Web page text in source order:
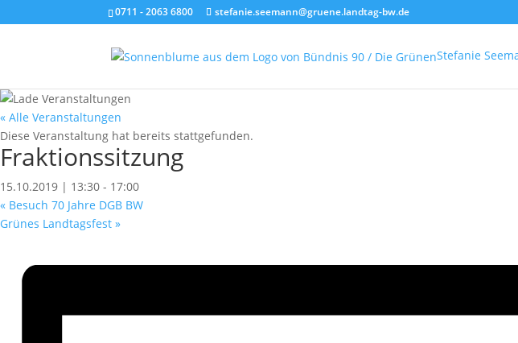
0711 - 2063 6800 stefanie.seemann@gruene.landtag-bw.de
Stefanie
« Alle Veranstaltungen
Diese Veranstaltung hat bereits stattgefunden.
Fraktionssitzung
15.10.2019 | 13:30 - 17:00
« Besuch 70 Jahre DGB BW
Grünes Landtagsfest »